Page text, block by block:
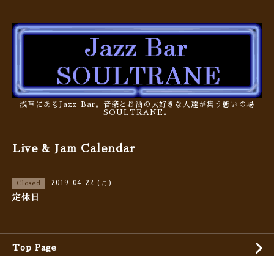
浅草にあるJazz Bar。音楽とお酒の大好きな人達が集う憩いの場
SOULTRANE。
Live & Jam Calendar
Closed 2019-04-22 (月)
定休日
Top Page